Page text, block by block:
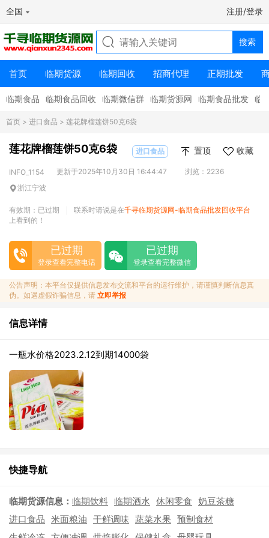
全国 注册/登录
首页 临期货源 临期回收 招商代理 正期批发
临期食品 临期食品回收 临期微信群 临期货源网 临期食品批发 临
首页 > 进口食品 > 莲花牌榴莲饼50克6袋
莲花牌榴莲饼50克6袋 进口食品 置顶 收藏
INFO_1154 更新于2025年10月30日 16:44:47
浏览：2236
浙江宁波
有效期：已过期 联系时请说是在千寻临期货源网-临期食品批发回收平台
上看到的！
已过期
登录查看完整电话
已过期
登录查看完整微信
公告声明：本平台仅提供信息发布交流和平台的运行维护，请谨慎判断信息真
伪。如遇虚假诈骗信息，请 立即举报
信息详情
一瓶水价格2023.2.12到期14000袋
快捷导航
临期货源信息： 临期饮料 临期酒水 休闲零食 奶豆茶糖
进口食品 米面粮油 干鲜调味 蔬菜水果 预制食材